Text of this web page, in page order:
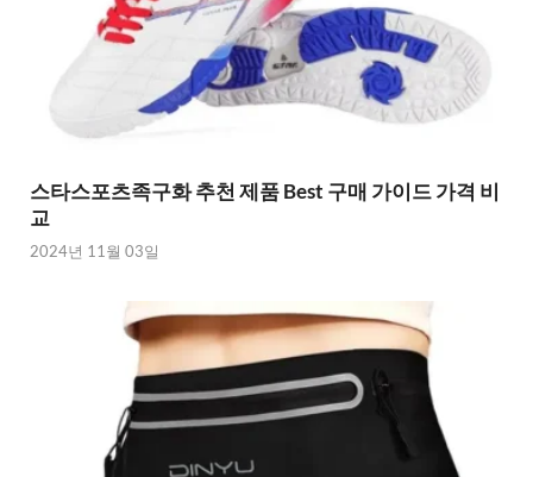
스타스포츠족구화 추천 제품 Best 구매 가이드 가격 비
교
2024년 11월 03일